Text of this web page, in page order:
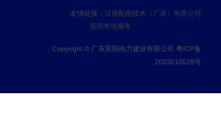
友情链接： 汉唐配电技术（广东）有限公司
昊阳售电服务
Copyright © 广东昊阳电力建设有限公司. 粤ICP备
2023010528号